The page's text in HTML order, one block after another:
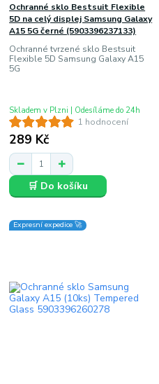
1 hodnocení
Ochranné sklo Bestsuit Flexible
5D na celý displej Samsung Galaxy
A15 5G černé (5903396237133)
Ochranné tvrzené sklo Bestsuit
Flexible 5D Samsung Galaxy A15
5G
289 Kč
Skladem v Plzni | Odesíláme do 24h
🛒 Do košíku
Expresní expedice 🚀